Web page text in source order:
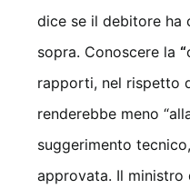
dice se il debitore ha
sopra. Conoscere la “
rapporti, nel rispetto
renderebbe meno
suggerimento
approvata. Il ministro